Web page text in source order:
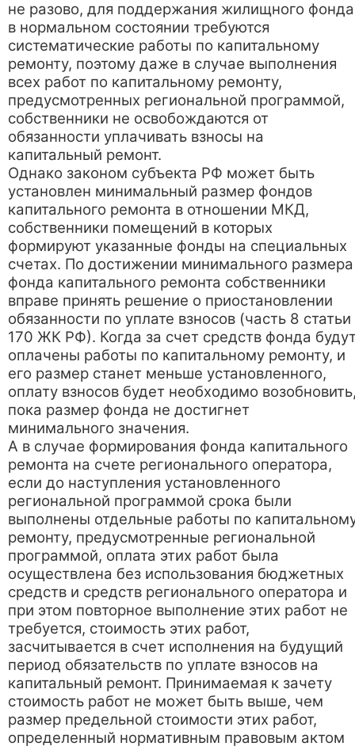
не разово, для поддержания жилищного фонда
в нормальном состоянии требуются
систематические работы по капитальному
ремонту, поэтому даже в случае выполнения
всех работ по капитальному ремонту,
предусмотренных региональной программой,
собственники не освобождаются от
обязанности уплачивать взносы на
капитальный ремонт.
Однако законом субъекта РФ может быть
установлен минимальный размер фондов
капитального ремонта в отношении МКД,
собственники помещений в которых
формируют указанные фонды на специальных
счетах. По достижении минимального размера
фонда капитального ремонта собственники
вправе принять решение о приостановлении
обязанности по уплате взносов (часть 8 статьи
170 ЖК РФ). Когда за счет средств фонда
оплачены работы по капитальному ремонту, и
его размер станет меньше установленного,
оплату взносов будет необходимо
пока размер фонда не достигнет
минимального значения.
А в случае формирования фонда капитального
ремонта на счете регионального оператора,
если до наступления установленного
региональной программой срока были
выполнены отдельные работы по
ремонту, предусмотренные региональной
программой, оплата этих работ была
осуществлена без использования бюджетных
средств и средств регионального оператора и
при этом повторное выполнение этих работ не
требуется, стоимость этих работ,
засчитывается в счет исполнения на будущий
период обязательств по уплате взносов на
капитальный ремонт. Принимаемая к зачету
стоимость работ не может быть выше, чем
размер предельной стоимости этих работ,
определенный нормативным правовым актом